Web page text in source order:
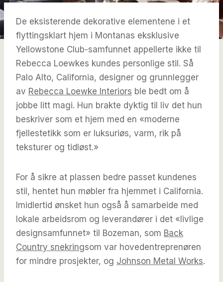
De eksisterende dekorative elementene i et
flyttingsklart hjem i Montanas eksklusive
Yellowstone Club-samfunnet appellerte ikke til
Rebecca Loewkes kundes personlige stil. Så
Palo Alto, California, designer og grunnlegger
av Rebecca Loewke Interiors ble bedt om å
jobbe litt magi. Hun brakte dyktig til liv det hun
beskriver som et hjem med en «moderne
fjellestetikk som er luksuriøs, varm, rik på
teksturer og tidløst.»
For å sikre at plassen bedre passet kundenes
stil, hentet hun møbler fra hjemmet i California.
Imidlertid ønsket hun også å samarbeide med
lokale arbeidsrom og leverandører i det «livlige
designsamfunnet» til Bozeman, som Back
Country snekringsom var hovedentreprenøren
for mindre prosjekter, og Johnson Metal Works.